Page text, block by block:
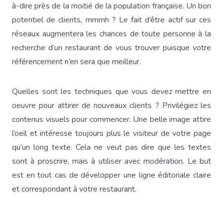
à-dire près de la moitié de la population française. Un bon
potentiel de clients, mmmh ? Le fait d’être actif sur ces
réseaux augmentera les chances de toute personne à la
recherche d’un restaurant de vous trouver puisque votre
référencement n’en sera que meilleur.
Quelles sont les techniques que vous devez mettre en
oeuvre pour attirer de nouveaux clients ? Privilégiez les
contenus visuels pour commencer. Une belle image attire
l’oeil et intéresse toujours plus le visiteur de votre page
qu’un long texte. Cela ne veut pas dire que les textes
sont à proscrire, mais à utiliser avec modération. Le but
est en tout cas de développer une ligne éditoriale claire
et correspondant à votre restaurant.